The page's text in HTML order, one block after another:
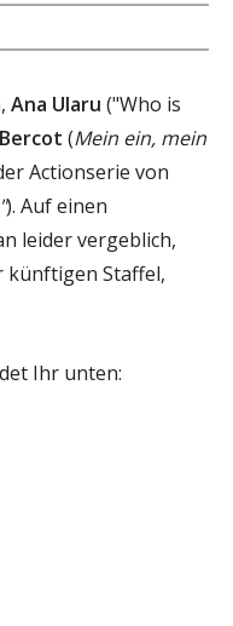
Ana Ularu ("Who is
(Mein ein, mein
Actionserie von
). Auf einen
leider vergeblich,
künftigen Staffel,
Ihr unten: